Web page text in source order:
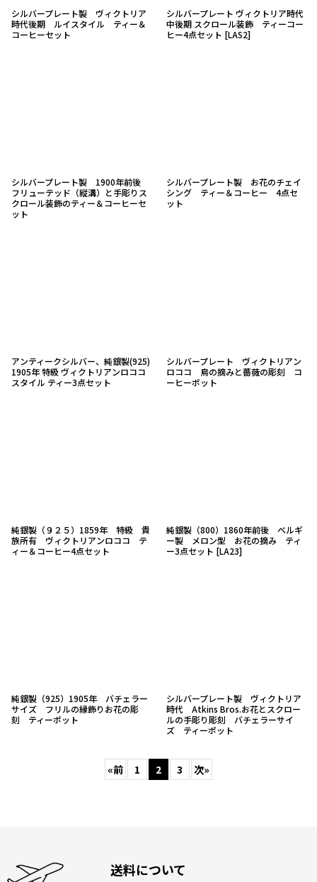
シルバープレート製 ヴィクトリア
時代後期 ルイスタイル ティー＆
コーヒーセット
シルバープレート ヴィクトリア時代
中後期 スクロール装飾 ティーコー
ヒー4点セット [LAS2]
シルバープレート製 1900年前後
フリューテッド（縦溝）と手彫りス
クロール装飾のティー＆コーヒーセ
ット
シルバープレート製 お花のチェイ
シング ティー＆コーヒー 4点セ
ット
アンティークシルバー、純銀製(925)
1905年 特級 ヴィクトリアンロココ
スタイル ティー3点セット
シルバープレート ヴィクトリアン
ロココ 鳥の摘みと薔薇の彫刻 コ
ーヒーポット
純銀製（９２５）1859年 特級 貴
族所有 ヴィクトリアンロココ テ
ィー＆コーヒー4点セット
純銀製（800）1860年前後 ベルギ
ー製 メロン型 お花の摘み ティ
ー3点セット [LA23]
純銀製（925）1905年 バチェラー
サイズ フリルの縁飾りお花の彫
刻 ティーポット
シルバープレート製 ヴィクトリア
時代 Atkins Bros.お花とスクロー
ルの手彫り彫刻 バチェラーサイ
ズ ティーポット
«前 1 2 3 次»
送料について